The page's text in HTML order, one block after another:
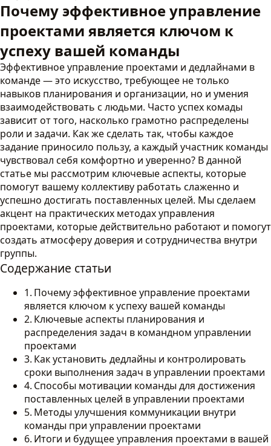
Почему эффективное управление
проектами является ключом к
успеху вашей команды
Эффективное управление проектами и дедлайнами в
команде — это искусство, требующее не только
навыков планирования и организации, но и умения
взаимодействовать с людьми. Часто успех комады
зависит от того, насколько грамотно распределены
роли и задачи. Как же сделать так, чтобы каждое
задание приносило пользу, а каждый участник команды
чувствовал себя комфортно и уверенно? В данной
статье мы рассмотрим ключевые аспекты, которые
помогут вашему коллективу работать слаженно и
успешно достигать поставленных целей. Мы сделаем
акцент на практических методах управления
проектами, которые действительно работают и помогут
создать атмосферу доверия и сотрудничества внутри
группы.
Содержание статьи
Почему эффективное управление проектами
является ключом к успеху вашей команды
Ключевые аспекты планирования и
распределения задач в командном управлении
проектами
Как установить дедлайны и контролировать
сроки выполнения задач в управлении проектами
Способы мотивации команды для достижения
поставленных целей в управлении проектами
Методы улучшения коммуникации внутри
команды при управлении проектами
Итоги и будущее управления проектами в вашей